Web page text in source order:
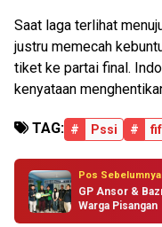
Saat laga terlihat
justru memecah
tiket ke partai final.
kenyataan
TAG: # Pssi #
Pos
GP Ansor &
Warga Pisangan